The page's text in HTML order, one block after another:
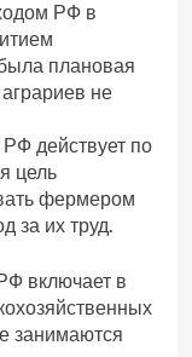
РФ в
плановая
не
действует по
цель
фермером
за их труд.
включает в
занимаются